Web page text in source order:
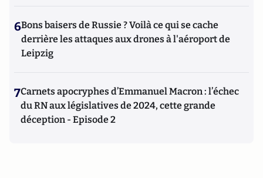
6Bons baisers de Russie ? Voilà ce qui se cache
derrière les attaques aux drones à l'aéroport de
Leipzig
7Carnets apocryphes d’Emmanuel Macron : l’échec
du RN aux législatives de 2024, cette grande
déception - Episode 2